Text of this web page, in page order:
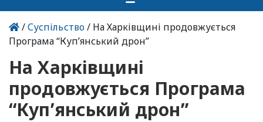
/Суспільство/ На Харківщині продовжується
Програма “Куп’янський дрон”
На Харківщині
продовжується Програма
“Куп’янський дрон”